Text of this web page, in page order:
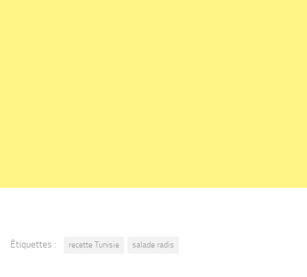
Étiquettes : recette Tunisie salade radis